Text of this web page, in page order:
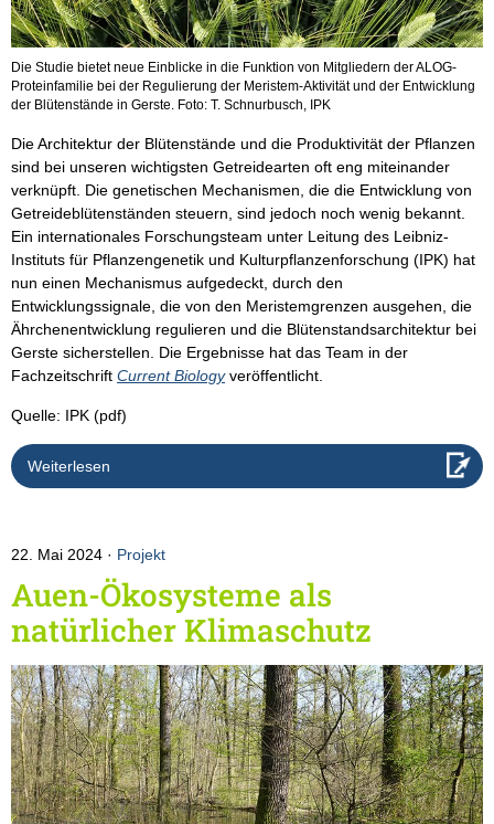
Die Studie bietet neue Einblicke in die Funktion von Mitgliedern der ALOG-
Proteinfamilie bei der Regulierung der Meristem-Aktivität und der Entwicklung
der Blütenstände in Gerste. Foto: T. Schnurbusch, IPK
Die Architektur der Blütenstände und die Produktivität der Pflanzen
sind bei unseren wichtigsten Getreidearten oft eng miteinander
verknüpft. Die genetischen Mechanismen, die die Entwicklung von
Getreideblütenständen steuern, sind jedoch noch wenig bekannt.
Ein internationales Forschungsteam unter Leitung des Leibniz-
Instituts für Pflanzengenetik und Kulturpflanzenforschung (IPK) hat
nun einen Mechanismus aufgedeckt, durch den
Entwicklungssignale, die von den Meristemgrenzen ausgehen, die
Ährchenentwicklung regulieren und die Blütenstandsarchitektur bei
Gerste sicherstellen. Die Ergebnisse hat das Team in der
Fachzeitschrift Current Biologyveröffentlicht.
Quelle: IPK (pdf)
Weiterlesen
22. Mai 2024 Projekt
Auen-Ökosysteme als
natürlicher Klimaschutz